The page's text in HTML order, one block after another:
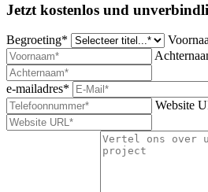
Jetzt kostenlos und
Begroeting*
e-mailadres*
Website